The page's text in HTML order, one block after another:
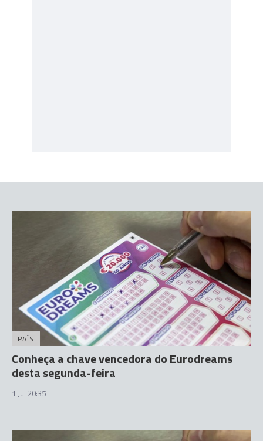
PAÍS
Conheça a chave vencedora do Eurodreams
desta segunda-feira
1 Jul 20:35